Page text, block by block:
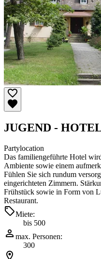
JUGEND -
Partylocation
Das familiengeführte Hotel
Ambiente sowie einem
Fühlen Sie sich rundum
eingerichteten Zimmern.
Frühstück sowie in Form von
Restaurant.
Miete:
bis 500
max. Personen:
300